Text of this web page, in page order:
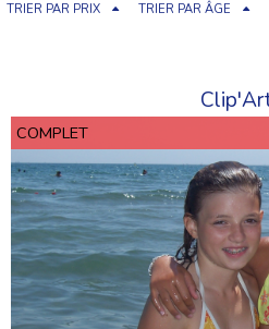
Dans un cadre bienveillant, ils
Exprimer sa créativité
Découvrir de nouvelles pratiques
Gagner en confiance en soi
Partager une expérience
Des activités artistiques variées
TRIER PAR PRIX TRIER PAR ÂGE
COMPLET